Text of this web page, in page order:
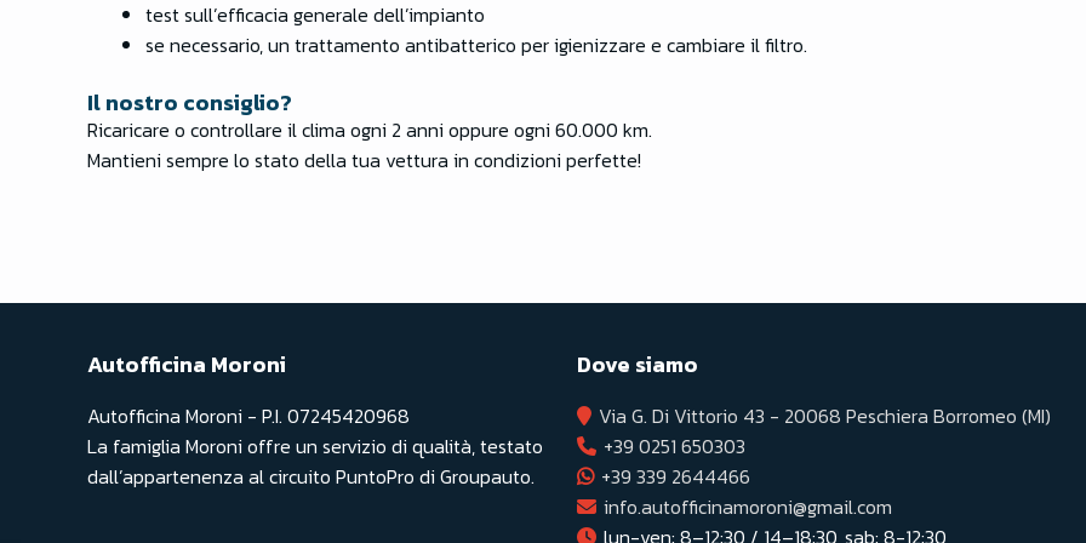
test sull’efficacia generale dell’impianto
se necessario, un trattamento antibatterico per igienizzare e cambiare il filtro.
Il nostro consiglio?
Ricaricare o controllare il clima ogni 2 anni oppure ogni 60.000 km.
Mantieni sempre lo stato della tua vettura in condizioni perfette!
Autofficina Moroni
Autofficina Moroni - P.I. 07245420968
La famiglia Moroni offre un servizio di qualità, testato
dall’appartenenza al circuito PuntoPro di Groupauto.
Dove siamo
Via G. Di Vittorio 43 - 20068 Peschiera Borromeo (MI)
+39 0251 650303
+39 339 2644466
info.autofficinamoroni@gmail.com
lun-ven: 8–12:30 / 14–18:30, sab: 8-12:30